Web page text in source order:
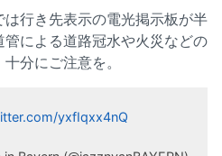
行き先表示の電光掲示板が半
による道路冠水や火災などの
分にご注意を。
yxfIqxx4nQ